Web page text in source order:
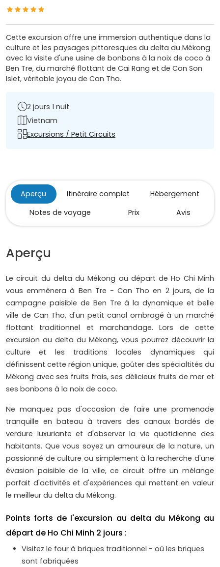
Cette excursion offre une immersion authentique dans la
culture et les paysages pittoresques du delta du Mékong
avec la visite d'une usine de bonbons à la noix de coco à
Ben Tre, du marché flottant de Cai Rang et de Con Son
Islet, véritable joyau de Can Tho.
2 jours 1 nuit
Vietnam
Excursions / Petit Circuits
Aperçu Itinéraire complet
Hébergement
Notes de voyage
Prix Avis
Aperçu
Le circuit du delta du Mékong au départ de Ho Chi Minh
vous emmènera à Ben Tre - Can Tho en 2 jours, de la
campagne paisible de Ben Tre à la dynamique et belle
ville de Can Tho, d'un petit canal ombragé à un marché
flottant traditionnel et marchandage. Lors de cette
excursion au delta du Mékong, vous pourrez découvrir la
culture et les traditions locales dynamiques qui
définissent cette région unique, goûter des spécialtités du
Mékong avec ses fruits frais, ses délicieux fruits de mer et
ses bonbons à la noix de coco.
Ne manquez pas d'occasion de faire une promenade
tranquille en bateau à travers des canaux bordés de
verdure luxuriante et d'observer la vie quotidienne des
habitants. Que vous soyez un amoureux de la nature, un
passionné de culture ou simplement à la recherche d'une
évasion paisible de la ville, ce circuit offre un mélange
parfait d'activités et d'expériences qui mettent en valeur
le meilleur du delta du Mékong.
Points forts de l'excursion au delta du Mékong au
départ de Ho Chi Minh 2 jours :
Visitez le four à briques traditionnel - où les briques
sont fabriquées